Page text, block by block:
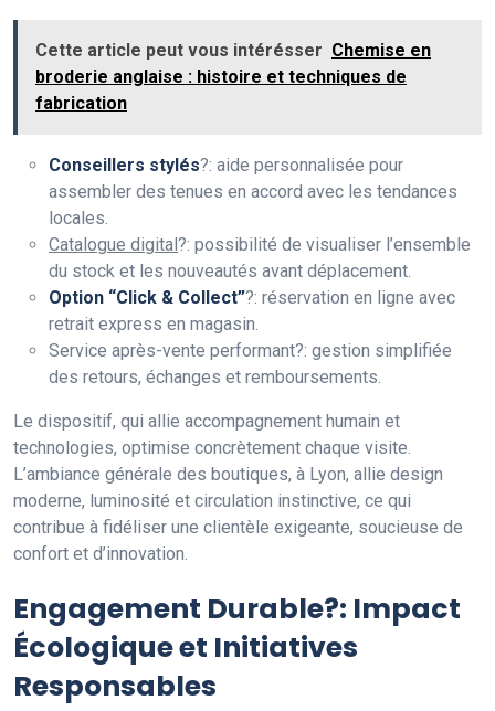
Cette article peut vous intérésser Chemise en
broderie anglaise : histoire et techniques de
fabrication
Conseillers stylés?: aide personnalisée pour
assembler des tenues en accord avec les tendances
locales.
Catalogue digital?: possibilité de visualiser l’ensemble
du stock et les nouveautés avant déplacement.
Option “Click & Collect”?: réservation en ligne avec
retrait express en magasin.
Service après-vente performant?: gestion simplifiée
des retours, échanges et remboursements.
Le dispositif, qui allie accompagnement humain et
technologies, optimise concrètement chaque visite.
L’ambiance générale des boutiques, à Lyon, allie design
moderne, luminosité et circulation instinctive, ce qui
contribue à fidéliser une clientèle exigeante, soucieuse de
confort et d’innovation.
Engagement Durable?: Impact
Écologique et Initiatives
Responsables